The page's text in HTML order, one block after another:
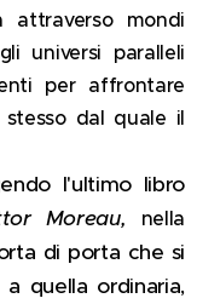
mondi
universi paralleli
per affrontare
dal quale il
l'ultimo libro
Moreau,
nella
di porta che si
quella ordinaria,